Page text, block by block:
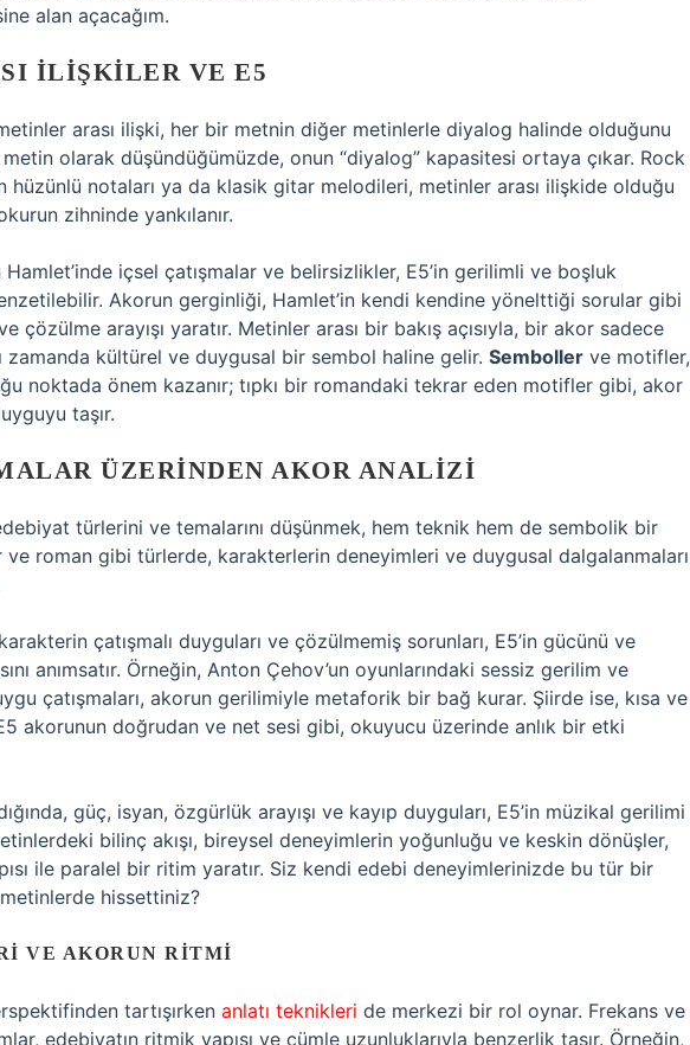
alan açacağım.
İLIŞKILER VE E5
arası ilişki, her bir metnin diğer metinlerle diyalog halinde olduğunu
olarak düşündüğümüzde, onun “diyalog” kapasitesi ortaya çıkar. Rock
hüzünlü notaları ya da klasik gitar melodileri, metinler arası ilişkide olduğu
zihninde yankılanır.
Hamlet’inde içsel çatışmalar ve belirsizlikler, E5’in gerilimli ve boşluk
Akorun gerginliği, Hamlet’in kendi kendine yönelttiği sorular gibi
çözülme arayışı yaratır. Metinler arası bir bakış açısıyla, bir akor sadece
zamanda kültürel ve duygusal bir sembol haline gelir. Semboller ve motifler,
noktada önem kazanır; tıpkı bir romandaki tekrar eden motifler gibi, akor
taşır.
ÜZERINDEN AKOR ANALIZI
türlerini ve temalarını düşünmek, hem teknik hem de sembolik bir
ve roman gibi türlerde, karakterlerin deneyimleri ve duygusal dalgalanmaları
çatışmalı duyguları ve çözülmemiş sorunları, E5’in gücünü ve
anımsatır. Örneğin, Anton Çehov’un oyunlarındaki sessiz gerilim ve
çatışmaları, akorun gerilimiyle metaforik bir bağ kurar. Şiirde ise, kısa ve
akorunun doğrudan ve net sesi gibi, okuyucu üzerinde anlık bir etki
güç, isyan, özgürlük arayışı ve kayıp duyguları, E5’in müzikal gerilimi
bilinç akışı, bireysel deneyimlerin yoğunluğu ve keskin dönüşler,
ile paralel bir ritim yaratır. Siz kendi edebi deneyimlerinizde bu tür bir
hissettiniz?
VE AKORUN RITMI
tartışırken anlatı teknikleri de merkezi bir rol oynar. Frekans ve
edebiyatın ritmik yapısı ve cümle uzunluklarıyla benzerlik taşır. Örneğin,